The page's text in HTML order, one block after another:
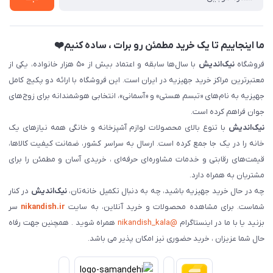
ما اینجاییم تا یک خرید مطمئن رو برات ، ساده کنیم❤️
فروشگاهنیک‌اندیش
با سال‌ها سابقه و اعتماد بیش از ۵۰ هزار خانواده، یکی از
معتبرترین مراکز خرید جهیزیه در ایران است. این فروشگاه با ارائه دو پکیج کامل
جهیزیه به نام‌های «تبسم هستی» و «آسمانی»، انتخابی هوشمندانه برای زوج‌های
جوان فراهم کرده است.
نیک‌اندیش با تنوع بالای محصولات لوازم آشپزخانه و خانگی همه نیازهای یک
خانه را در یک جا جمع کرده است. ارسال به سراسر کشور، ضمانت کیفیت کالاها،
قیمت‌های رقابتی و خدمات مشاوره‌ای حرفه‌ای ، خریدی آسان و مطمئن را برای
مشتریان به همراه دارد.
چه در حال خرید جهیزیه باشید، چه به دنبال تکمیل خانه‌تان،نیک‌اندیش در کنار
شماست. برای مشاهده محصولات و خرید آنلاین، به سایت nikandish.ir سر
بزنید یا با ما در اینستاگرام @nikandish_kala
همراه شوید . همچنین جهت رفاه
حال شما عزیزان ، خرید حضوری نیز امکان پذیر می باشد.